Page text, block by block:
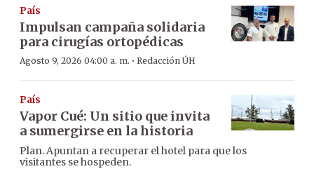
País
Impulsan campaña solidaria
para cirugías ortopédicas
Agosto 9, 2026 04:00 a. m. · Redacción ÚH
País
Vapor Cué: Un sitio que invita
a sumergirse en la historia
Plan. Apuntan a recuperar el hotel para que los
visitantes se hospeden.